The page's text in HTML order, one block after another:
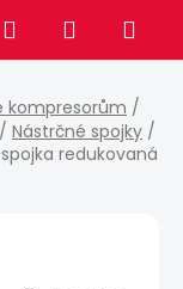
Hledat NÁKUPNÍ
KOŠÍK
kompresorům /
/ Nástrčné spojky /
redukovaná